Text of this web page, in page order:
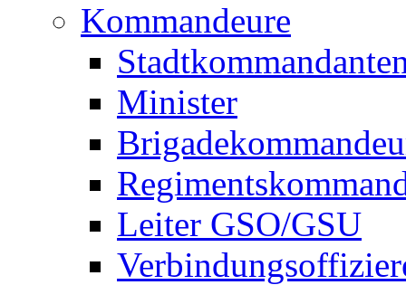
Kommandeure
Minister
Leiter GSO/GSU